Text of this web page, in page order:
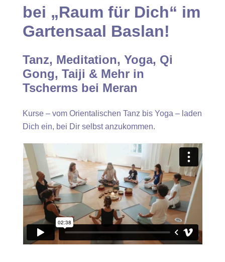
bei „Raum für Dich“ im
Gartensaal Baslan!
Tanz, Meditation, Yoga, Qi
Gong, Taiji & Mehr in
Tscherms bei Meran
Kurse – vom Orientalischen Tanz bis Yoga – laden
Dich ein, bei Dir selbst anzukommen.